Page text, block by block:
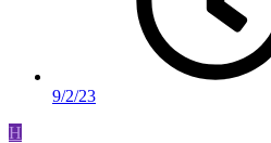
9/2/23
H